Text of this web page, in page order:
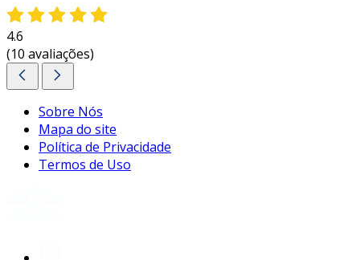
4.6
(10 avaliações)
Sobre Nós
Mapa do site
Política de Privacidade
Termos de Uso